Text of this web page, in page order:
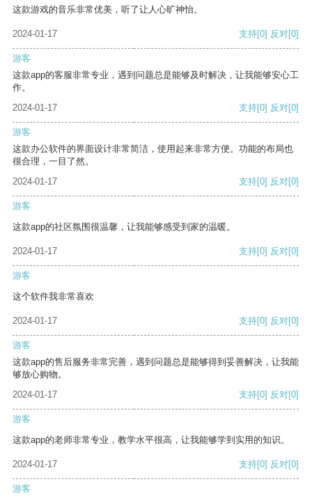
这款游戏的音乐非常优美，听了让人心旷神怡。
2024-01-17 支持[0] 反对[0]
游客
这款app的客服非常专业，遇到问题总是能够及时解决，让我能够安心工
作。
2024-01-17
支持[0] 反对[0]
游客
这款办公软件的界面设计非常简洁，使用起来非常方便。功能的布局也
很合理，一目了然。
2024-01-17
支持[0] 反对[0]
游客
这款app的社区氛围很温馨，让我能够感受到家的温暖。
2024-01-17 支持[0] 反对[0]
游客
这个软件我非常喜欢
2024-01-17 支持[0] 反对[0]
游客
这款app的售后服务非常完善，遇到问题总是能够得到妥善解决，让我能
够放心购物。
2024-01-17
支持[0] 反对[0]
游客
这款app的老师非常专业，教学水平很高，让我能够学到实用的知识。
2024-01-17 支持[0] 反对[0]
游客